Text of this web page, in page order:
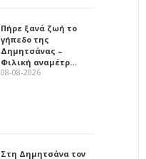
Πήρε ξανά ζωή το
γήπεδο της
Δημητσάνας –
Φιλική αναμέτρ…
08-08-2026
Στη Δημητσάνα τον